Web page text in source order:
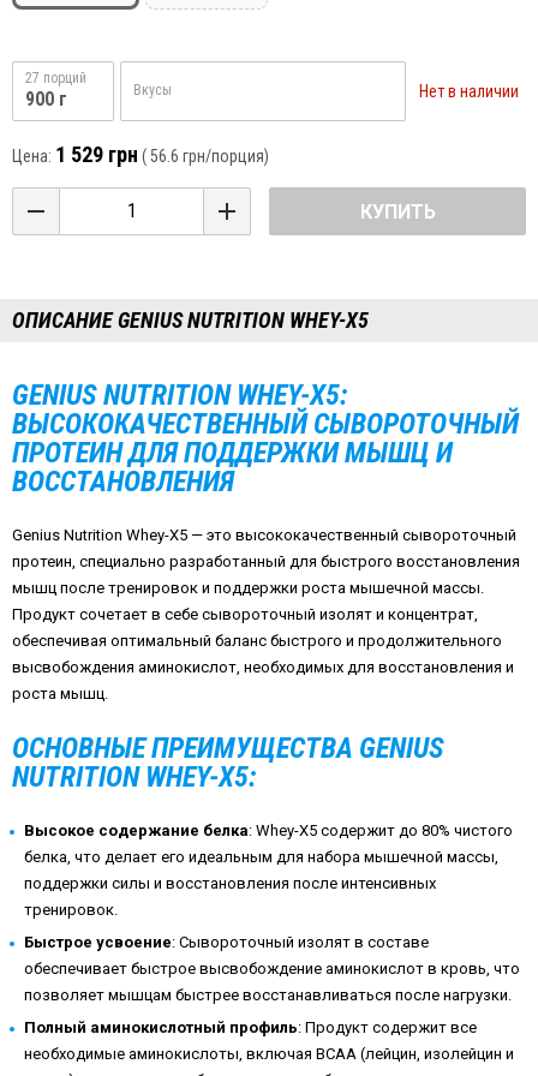
27 порций
900 г Вкусы Нет в наличии
Цена: 1 529 грн (56.6 грн/порция)
КУПИТЬ
ОПИСАНИЕ GENIUS NUTRITION WHEY-X5
GENIUS NUTRITION WHEY-X5:
ВЫСОКОКАЧЕСТВЕННЫЙ СЫВОРОТОЧНЫЙ
ПРОТЕИН ДЛЯ ПОДДЕРЖКИ МЫШЦ И
ВОССТАНОВЛЕНИЯ
Genius Nutrition Whey-X5 — это высококачественный сывороточный
протеин, специально разработанный для быстрого восстановления
мышц после тренировок и поддержки роста мышечной массы.
Продукт сочетает в себе сывороточный изолят и концентрат,
обеспечивая оптимальный баланс быстрого и продолжительного
высвобождения аминокислот, необходимых для восстановления и
роста мышц.
ОСНОВНЫЕ ПРЕИМУЩЕСТВА GENIUS
NUTRITION WHEY-X5:
Высокое содержание белка: Whey-X5 содержит до 80% чистого
белка, что делает его идеальным для набора мышечной массы,
поддержки силы и восстановления после интенсивных
тренировок.
Быстрое усвоение: Сывороточный изолят в составе
обеспечивает быстрое высвобождение аминокислот в кровь, что
позволяет мышцам быстрее восстанавливаться после нагрузки.
Полный аминокислотный профиль: Продукт содержит все
необходимые аминокислоты, включая BCAA (лейцин, изолейцин и